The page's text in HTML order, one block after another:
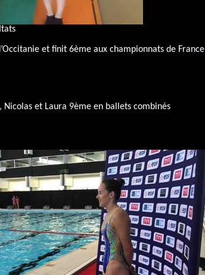
et finit 6ème aux championnats de France
et Laura 9ème en ballets combinés